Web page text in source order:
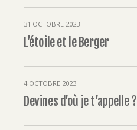
31 OCTOBRE 2023
L’étoile et le Berger
4 OCTOBRE 2023
Devines d’où je t’appelle ?